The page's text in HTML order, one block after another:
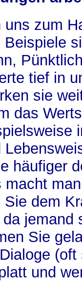
uns zum
Beispiele
tief in
sie
das
häufiger
macht
Sie dem
Sie
und